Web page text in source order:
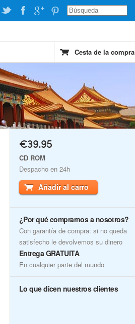
Cesta de la compra
€39.95
CD ROM
Despacho en 24h
Añadir al carro
¿Por qué comprarnos a nosotros?
Con garantía de compra: si no queda
satisfecho le devolvemos su dinero
Entrega GRATUITA
En cualquier parte del mundo
Lo que dicen nuestros clientes